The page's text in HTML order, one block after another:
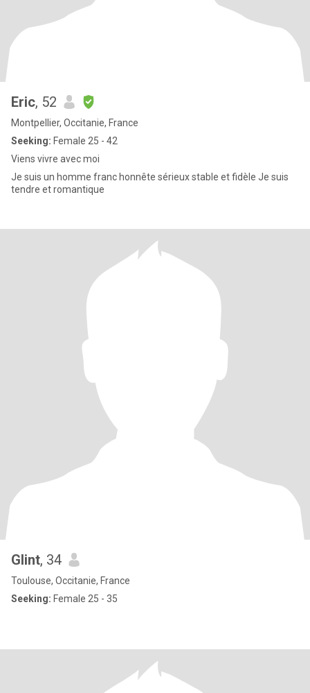
Eric, 52
Montpellier, Occitanie, France
Seeking: Female 25 - 42
Viens vivre avec moi
Je suis un homme franc honnête sérieux stable et fidèle Je suis
tendre et romantique
Glint, 34
Toulouse, Occitanie, France
Seeking: Female 25 - 35